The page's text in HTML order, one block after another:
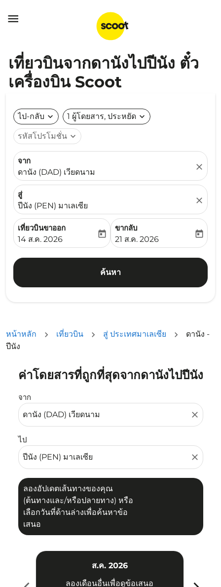

เที่ยวบินจากดานังไปปีนัง ตั๋ว
เครื่องบิน Scoot
ไป-กลับ expand_more 1 ผู้โดยสาร, ประหยัด expand_more
รหัสโปรโมชั่น expand_more
จาก
ดานัง (DAD) เวียดนาม
close
สู่
ปีนัง (PEN) มาเลเซีย
close
เที่ยวบินขาออก
fc-booking-departure-date-aria-label
14 ส.ค. 2026
today
ขากลับ
fc-booking-return-date-
21 ส.ค. 2026
today
ค้นหา
หน้าหลัก เที่ยวบิน สู่ ประเทศมาเลเซีย
ดานัง -
ปีนัง
ค่าโดยสารที่ถูกที่สุดจากดานังไปปีนัง
จาก
close
ไป
close
ลองอัปเดตเส้นทางของคุณ
(ต้นทางและ/หรือปลายทาง) หรือ
เลือกวันที่ด้านล่างเพื่อค้นหาข้อ
เสนอ
ลองอัปเดตเส้นทางของคุณ (ต้นทางและ/หรือปลายทาง) หรื
ส.ค. 2026
ลองเดือนอื่นเพื่อดูข้อเสนอ